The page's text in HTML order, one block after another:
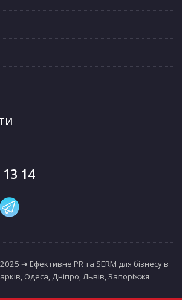
14
➔ Ефективне PR та SERM для бізнесу в
Одеса, Дніпро, Львів, Запоріжжя